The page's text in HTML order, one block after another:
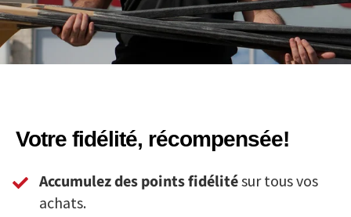
Votre fidélité, récompensée!
Accumulez des points fidélitésur tous vos
achats.